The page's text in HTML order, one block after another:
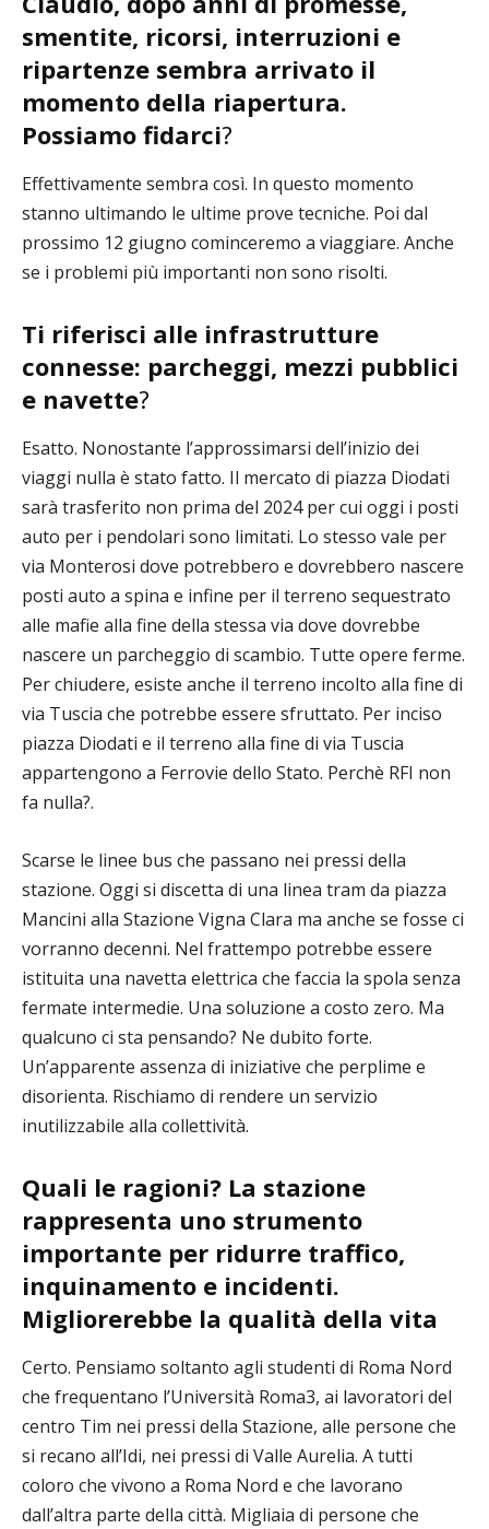
smentite, ricorsi, interruzioni e
ripartenze sembra arrivato il
momento della riapertura.
Possiamo fidarci?
Effettivamente sembra così. In questo momento
stanno ultimando le ultime prove tecniche. Poi dal
prossimo 12 giugno cominceremo a viaggiare. Anche
se i problemi più importanti non sono risolti.
Ti riferisci alle infrastrutture
connesse: parcheggi, mezzi pubblici
e navette?
Esatto. Nonostante l’approssimarsi dell’inizio dei
viaggi nulla è stato fatto. Il mercato di piazza Diodati
sarà trasferito non prima del 2024 per cui oggi i posti
auto per i pendolari sono limitati. Lo stesso vale per
via Monterosi dove potrebbero e dovrebbero nascere
posti auto a spina e infine per il terreno sequestrato
alle mafie alla fine della stessa via dove dovrebbe
nascere un parcheggio di scambio. Tutte opere ferme.
Per chiudere, esiste anche il terreno incolto alla fine di
via Tuscia che potrebbe essere sfruttato. Per inciso
piazza Diodati e il terreno alla fine di via Tuscia
appartengono a Ferrovie dello Stato. Perchè RFI non
fa nulla?.
Scarse le linee bus che passano nei pressi della
stazione. Oggi si discetta di una linea tram da piazza
Mancini alla Stazione Vigna Clara ma anche se fosse ci
vorranno decenni. Nel frattempo potrebbe essere
istituita una navetta elettrica che faccia la spola senza
fermate intermedie. Una soluzione a costo zero. Ma
qualcuno ci sta pensando? Ne dubito forte.
Un’apparente assenza di iniziative che perplime e
disorienta. Rischiamo di rendere un servizio
inutilizzabile alla collettività.
Quali le ragioni? La stazione
rappresenta uno strumento
importante per ridurre traffico,
inquinamento e incidenti.
Migliorerebbe la qualità della vita
Certo. Pensiamo soltanto agli studenti di Roma Nord
che frequentano l’Università Roma3, ai lavoratori del
centro Tim nei pressi della Stazione, alle persone che
si recano all’Idi, nei pressi di Valle Aurelia. A tutti
coloro che vivono a Roma Nord e che lavorano
dall’altra parte della città. Migliaia di persone che